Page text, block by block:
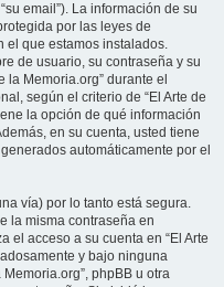
email”). La información de su
por las leyes de
el que estamos instalados.
de usuario, su contraseña y su
Memoria.org” durante el
según el criterio de “El Arte de
la opción de qué información
en su cuenta, usted tiene
automáticamente por el
vía) por lo tanto está segura.
la misma contraseña en
el acceso a su cuenta en “El Arte
y bajo ninguna
phpBB u otra